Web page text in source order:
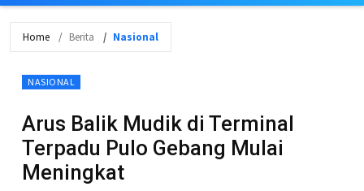
Home Berita Nasional
NASIONAL
Arus Balik Mudik di Terminal
Terpadu Pulo Gebang Mulai
Meningkat